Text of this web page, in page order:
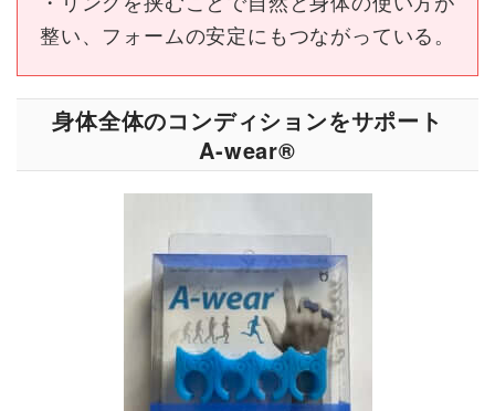
整い、フォームの安定にもつながっている。
身体全体のコンディションをサポート
A-wear®